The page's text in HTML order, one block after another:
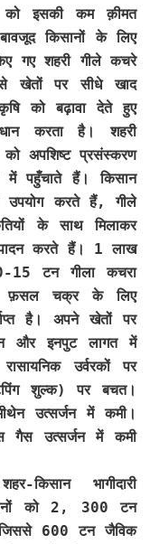
को इसकी कम क़ीमत
किसानों के लिए
गए शहरी गीले कचरे
खेतों पर सीधे खाद
को बढ़ावा देते हुए
करता है। शहरी
अपशिष्ट प्रसंस्करण
पहुँचाते हैं। किसान
उपयोग करते हैं, गीले
के साथ मिलाकर
करते हैं। 1 लाख
15 टन गीला कचरा
फ़सल चक्र के लिए
है। अपने खेतों पर
और इनपुट लागत में
उर्वरकों पर
शुल्क) पर बचत।
उत्सर्जन में कमी।
गैस उत्सर्जन में कमी
भागीदारी
को 2, 300 टन
600 टन जैविक